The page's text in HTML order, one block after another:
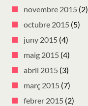
novembre 2015 (2)
octubre 2015 (5)
juny 2015 (4)
maig 2015 (4)
abril 2015 (3)
març 2015 (7)
febrer 2015 (2)